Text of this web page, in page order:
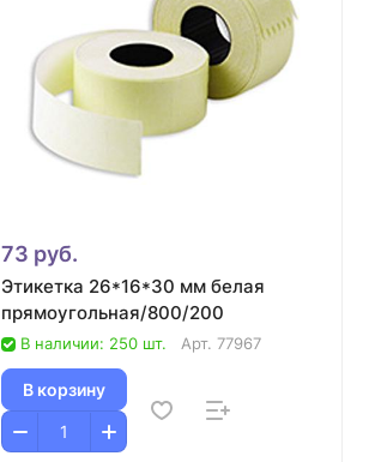
73 руб.
Этикетка 26*16*30 мм белая
прямоугольная/800/200
В наличии: 250 шт. Арт. 77967
В корзину